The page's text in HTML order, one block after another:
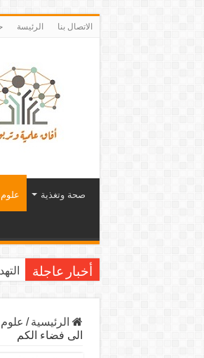
الاتصال بنا الرئيسة
صحة وتغذية
أخبار عاجلة
الرئيسية /
الى فضاء الكم